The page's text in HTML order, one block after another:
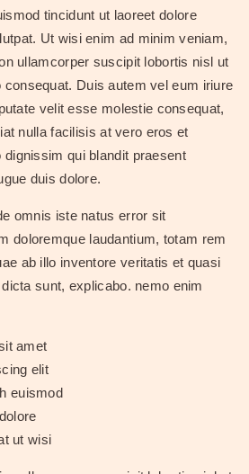
tincidunt ut laoreet dolore
Ut wisi enim ad minim veniam,
ullamcorper suscipit lobortis nisl ut
Duis autem vel eum iriure
velit esse molestie consequat,
nulla facilisis at vero eros et
qui blandit praesent
duis dolore.
omnis iste natus error sit
doloremque laudantium, totam rem
ab illo inventore veritatis et quasi
sunt, explicabo. nemo enim
amet
elit
euismod
ut wisi